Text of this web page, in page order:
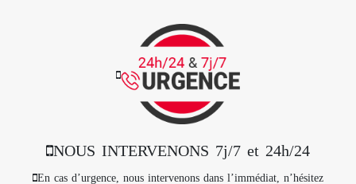
NOUS INTERVENONS 7j/7 et 24h/24
En cas d’urgence, nous intervenons dans l’immédiat, n’hésitez